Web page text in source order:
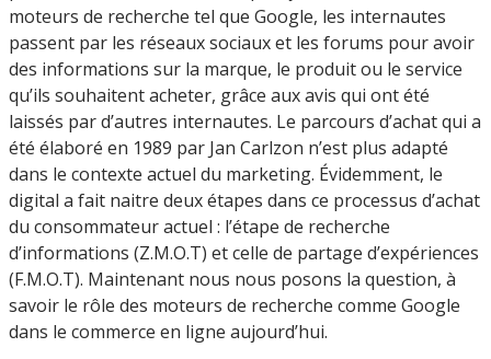
moteurs de recherche tel que Google, les internautes
passent par les réseaux sociaux et les forums pour avoir
des informations sur la marque, le produit ou le service
qu’ils souhaitent acheter, grâce aux avis qui ont été
laissés par d’autres internautes. Le parcours d’achat qui a
été élaboré en 1989 par Jan Carlzon n’est plus adapté
dans le contexte actuel du marketing. Évidemment, le
digital a fait naitre deux étapes dans ce processus d’achat
du consommateur actuel : l’étape de recherche
d’informations (Z.M.O.T) et celle de partage d’expériences
(F.M.O.T). Maintenant nous nous posons la question, à
savoir le rôle des moteurs de recherche comme Google
dans le commerce en ligne aujourd’hui.